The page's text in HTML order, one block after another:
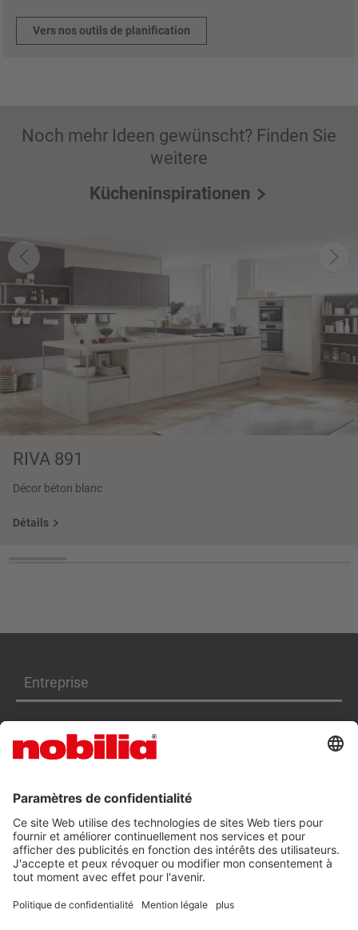
Vers nos outils de planification
Noch mehr Ideen gewünscht? Finden Sie
weitere
Kücheninspirationen
RIVA 891
Décor béton blanc
Détails
Entreprise
Produits
DÉCLARATION D'ACCESSIBILITÉ
CGV